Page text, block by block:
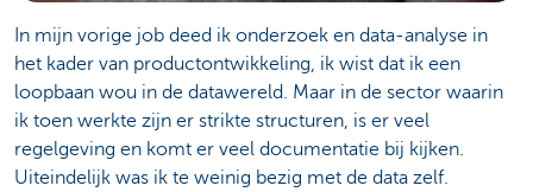
In mijn vorige job deed ik onderzoek en data-analyse in
het kader van productontwikkeling, ik wist dat ik een
loopbaan wou in de datawereld. Maar in de sector waarin
ik toen werkte zijn er strikte structuren, is er veel
regelgeving en komt er veel documentatie bij kijken.
Uiteindelijk was ik te weinig bezig met de data zelf.